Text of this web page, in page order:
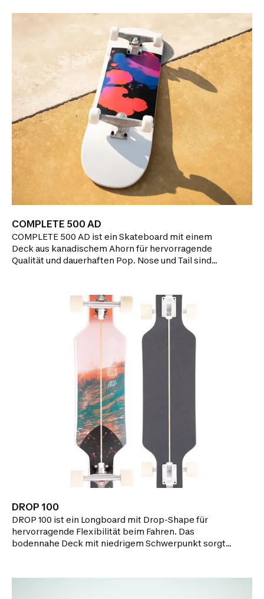
in Schuss halten kannst.
COMPLETE 500 AD
COMPLETE 500 AD ist ein Skateboard mit einem
Deck aus kanadischem Ahorn für hervorragende
Qualität und dauerhaften Pop. Nose und Tail sind
DROP 100
DROP 100 ist ein Longboard mit Drop-Shape für
hervorragende Flexibilität beim Fahren. Das
bodennahe Deck mit niedrigem Schwerpunkt sorgt